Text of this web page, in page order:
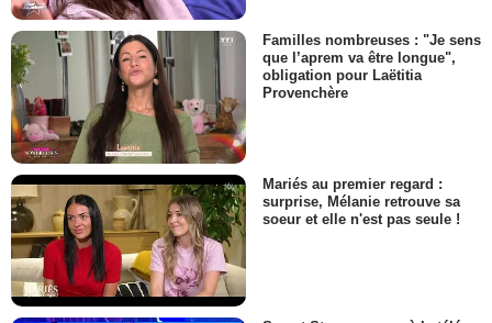
Familles nombreuses : "Je sens
que l’aprem va être longue",
obligation pour Laëtitia
Provenchère
Mariés au premier regard :
surprise, Mélanie retrouve sa
soeur et elle n'est pas seule !